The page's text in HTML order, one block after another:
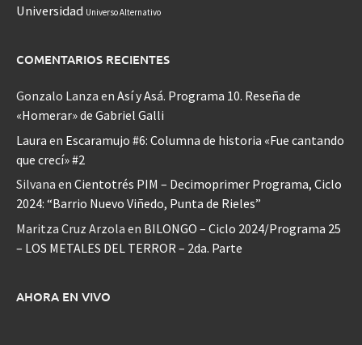
Universidad Universo Alternativo
COMENTARIOS RECIENTES
Gonzalo Lanza en Así y Asá. Programa 10. Reseña de
«Homerar» de Gabriel Galli
Laura en Escaramujo #6: Columna de historia «Fue cantando
que crecí» #2
Silvana en Cientotrés PIM – Decimoprimer Programa, Ciclo
2024: “Barrio Nuevo Viñedo, Punta de Rieles”
Maritza Cruz Arzola en BILONGO – Ciclo 2024/Programa 25
– LOS METALES DEL TERROR – 2da. Parte
AHORA EN VIVO